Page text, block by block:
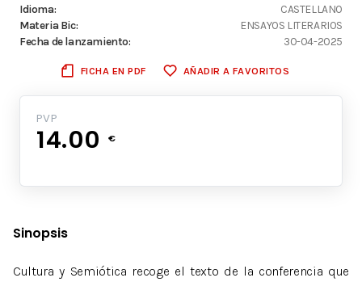
Idioma:
CASTELLANO
Materia Bic:
ENSAYOS LITERARIOS
Fecha de lanzamiento:
30-04-2025
FICHA EN PDF AÑADIR A FAVORITOS
PVP
14.00 €
Sinopsis
Cultura y Semiótica recoge el texto de la conferencia que